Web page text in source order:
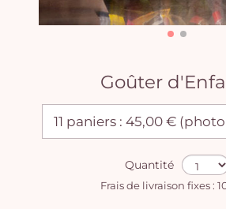
Goûter
Quantité
Frais de livraison fixes :